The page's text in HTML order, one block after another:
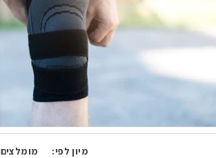
מיון לפי: